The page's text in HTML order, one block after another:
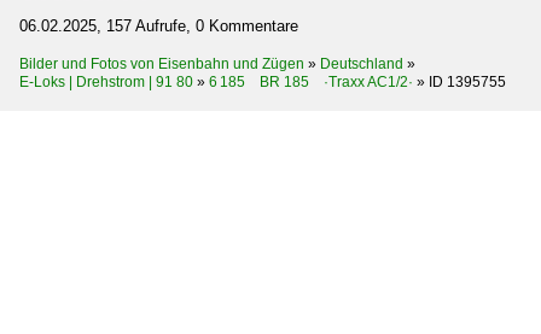
06.02.2025, 157 Aufrufe, 0 Kommentare
Bilder und Fotos von Eisenbahn und Zügen » Deutschland »
E-Loks | Drehstrom | 91 80 » 6 185 BR 185 ·Traxx AC1/2· » ID 1395755